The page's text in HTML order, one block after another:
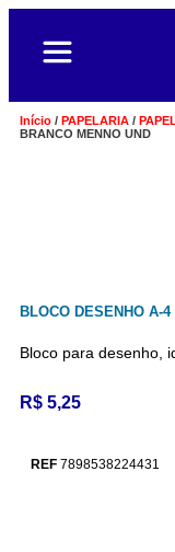
Início / PAPELARIA /
BRANCO MENNO UND
BLOCO DESENHO A-
Bloco para desenho,
R$ 5,25
REF 7898538224431